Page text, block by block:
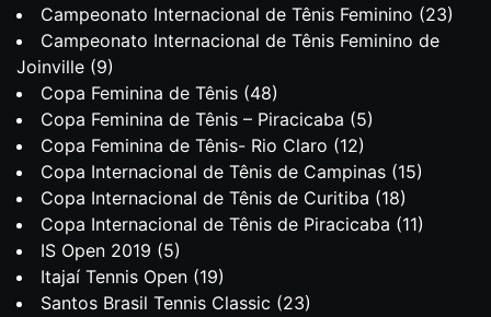
Campeonato Internacional de Tênis Feminino (23)
Campeonato Internacional de Tênis Feminino de
Joinville (9)
Copa Feminina de Tênis (48)
Copa Feminina de Tênis – Piracicaba (5)
Copa Feminina de Tênis- Rio Claro (12)
Copa Internacional de Tênis de Campinas (15)
Copa Internacional de Tênis de Curitiba (18)
Copa Internacional de Tênis de Piracicaba (11)
IS Open 2019 (5)
Itajaí Tennis Open (19)
Santos Brasil Tennis Classic (23)